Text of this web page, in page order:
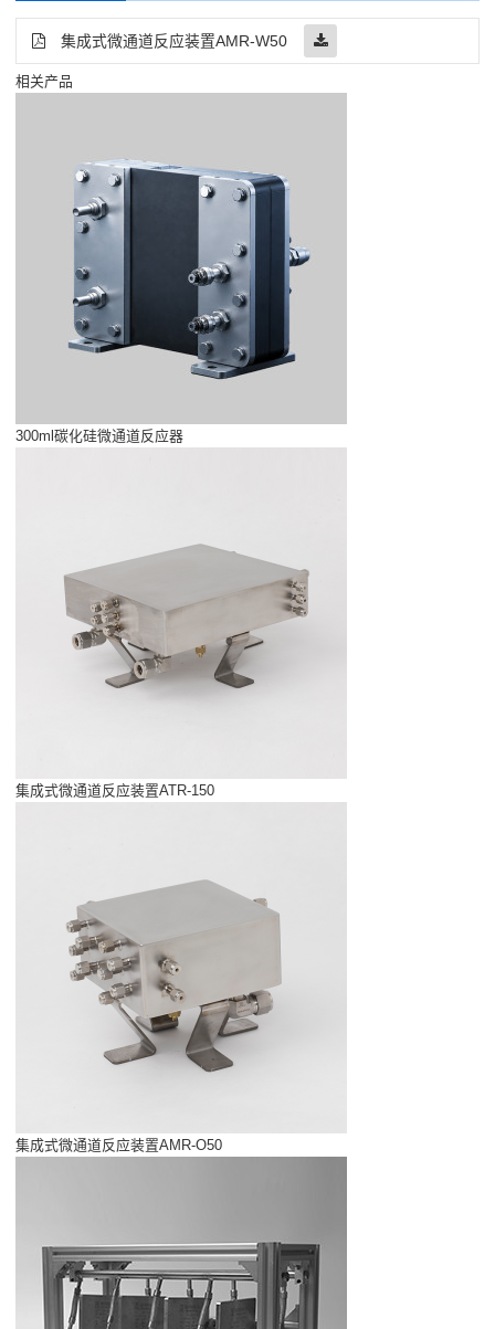
集成式微通道反应装置AMR-W50
相关产品
300ml碳化硅微通道反应器
集成式微通道反应装置ATR-150
集成式微通道反应装置AMR-O50